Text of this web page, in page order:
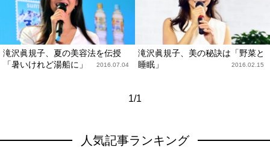
滝沢眞規子、夏の美容法を伝授
「暑いけれど湯船に」
2016.07.04
滝沢眞規子、美の秘訣は「野菜と
睡眠」
2016.02.15
1/1
人気記事ランキング